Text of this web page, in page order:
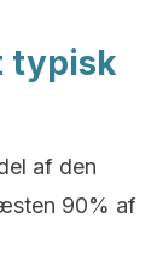
typisk
af den
90% af